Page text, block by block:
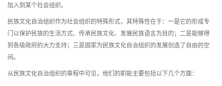
加入到某个社会组织。
民族文化自治组织作为社会组织的特殊形式，其特殊性在于：一是它的形成专
门以保护民族的生活方式、传承民族文化、发展民族语言为目的；二是能够得
到各级政府的大力支持；三是国家为民族文化自治组织的发展创造了自由的空
间。
从民族文化自治组织的章程中可见，他们的职能主要包括以下几个方面：